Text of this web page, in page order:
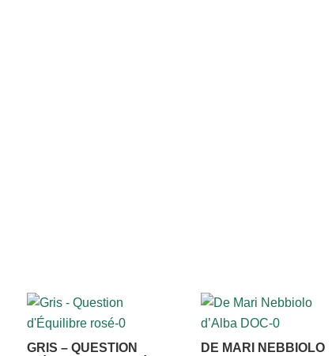
GRIS – QUESTION
DE MARI NEBBIOLO